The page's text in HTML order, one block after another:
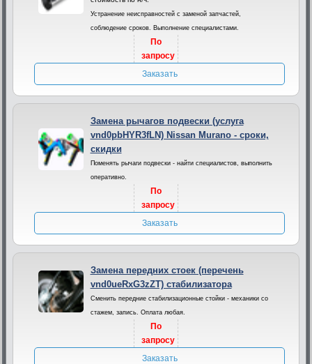
Устранение неисправностей с заменой запчастей,
соблюдение сроков. Выполнение специалистами.
По
запросу
Заказать
Замена рычагов подвески (услуга
vnd0pbHYR3fLN) Nissan Murano - сроки,
скидки
Поменять рычаги подвески - найти специалистов, выполнить
оперативно.
По
запросу
Заказать
Замена передних стоек (перечень
vnd0ueRxG3zZT) стабилизатора
Сменить передние стабилизационные стойки - механики со
стажем, запись. Оплата любая.
По
запросу
Заказать